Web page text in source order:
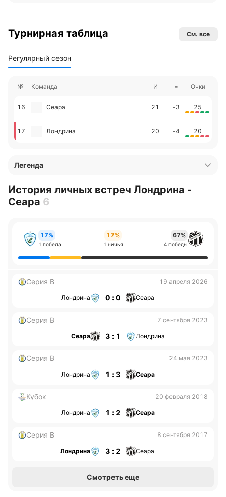
Турнирная таблица См. все
Регулярный сезон
№ Команда И = Очки
16 Сеара 21 -3 25
17 Лондрина 20 -4 20
Легенда
История личных встреч Лондрина -
Сеара 6
17%
1 победа
17%
1 ничья
67%
4 победы
Серия B 19 апреля 2026
Лондрина 0 : 0 Сеара
Серия B 7 сентября 2023
Сеара 3 : 1 Лондрина
Серия B 24 мая 2023
Лондрина 1 : 3 Сеара
Кубок 20 февраля 2018
Лондрина 1 : 2 Сеара
Серия B 8 сентября 2017
Лондрина 3 : 2 Сеара
Смотреть еще